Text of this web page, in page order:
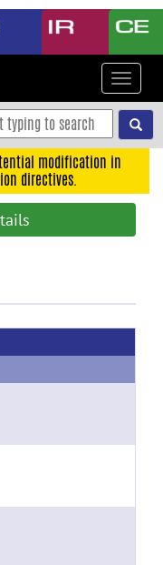
Toggle
modification in
directives.